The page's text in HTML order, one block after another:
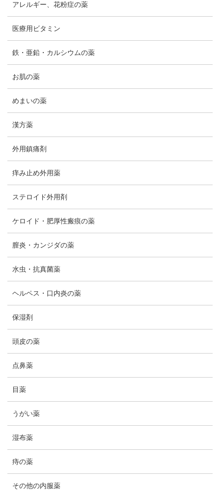
アレルギー、花粉症の薬
医療用ビタミン
鉄・亜鉛・カルシウムの薬
お肌の薬
めまいの薬
漢方薬
外用鎮痛剤
痒み止め外用薬
ステロイド外用剤
ケロイド・肥厚性瘢痕の薬
膣炎・カンジダの薬
水虫・抗真菌薬
ヘルペス・口内炎の薬
保湿剤
頭皮の薬
点鼻薬
目薬
うがい薬
湿布薬
痔の薬
その他の内服薬